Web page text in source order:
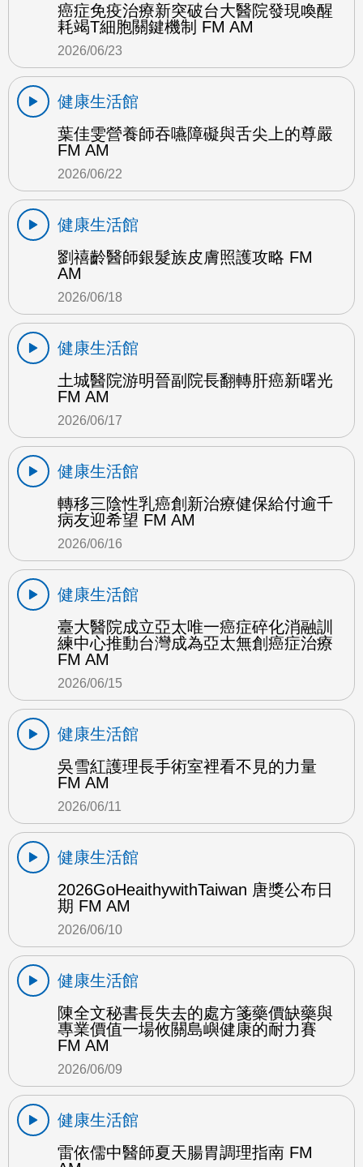
癌症免疫治療新突破台大醫院發現喚醒
耗竭T細胞關鍵機制 FM AM
2026/06/23
健康生活館
葉佳雯營養師吞嚥障礙與舌尖上的尊嚴
FM AM
2026/06/22
健康生活館
劉禧齡醫師銀髮族皮膚照護攻略 FM
AM
2026/06/18
健康生活館
土城醫院游明晉副院長翻轉肝癌新曙光
FM AM
2026/06/17
健康生活館
轉移三陰性乳癌創新治療健保給付逾千
病友迎希望 FM AM
2026/06/16
健康生活館
臺大醫院成立亞太唯一癌症碎化消融訓
練中心推動台灣成為亞太無創癌症治療
FM AM
2026/06/15
健康生活館
吳雪紅護理長手術室裡看不見的力量
FM AM
2026/06/11
健康生活館
2026GoHeaithywithTaiwan 唐獎公布日
期 FM AM
2026/06/10
健康生活館
陳全文秘書長失去的處方箋藥價缺藥與
專業價值一場攸關島嶼健康的耐力賽
FM AM
2026/06/09
健康生活館
雷依儒中醫師夏天腸胃調理指南 FM